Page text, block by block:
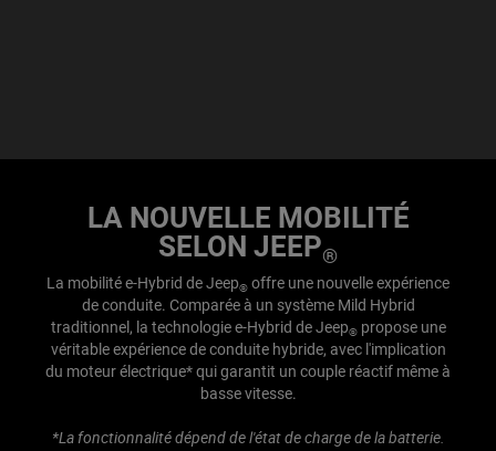
LA NOUVELLE MOBILITÉ
SELON JEEP®
La mobilité e-Hybrid de Jeep® offre une nouvelle expérience
de conduite. Comparée à un système Mild Hybrid
traditionnel, la technologie e-Hybrid de Jeep®propose une
véritable expérience de conduite hybride, avec l'implication
du moteur électrique* qui garantit un couple réactif même à
basse vitesse.
*La fonctionnalité dépend de l'état de charge de la batterie.